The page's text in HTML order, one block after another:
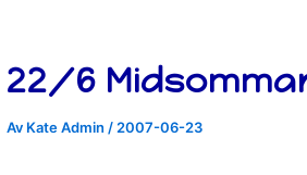
22/6
Av Kate Admin / 2007-06-23